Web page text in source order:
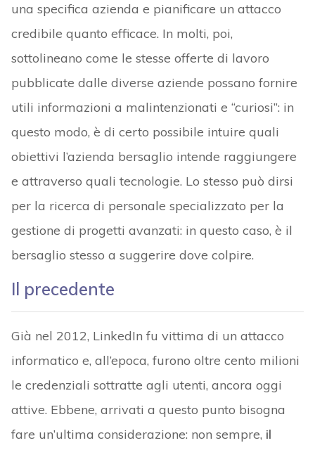
una specifica azienda e pianificare un attacco
credibile quanto efficace. In molti, poi,
sottolineano come le stesse offerte di lavoro
pubblicate dalle diverse aziende possano fornire
utili informazioni a malintenzionati e “curiosi”: in
questo modo, è di certo possibile intuire quali
obiettivi l’azienda bersaglio intende raggiungere
e attraverso quali tecnologie. Lo stesso può dirsi
per la ricerca di personale specializzato per la
gestione di progetti avanzati: in questo caso, è il
bersaglio stesso a suggerire dove colpire.
Il precedente
Già nel 2012, LinkedIn fu vittima di un attacco
informatico e, all’epoca, furono oltre cento milioni
le credenziali sottratte agli utenti, ancora oggi
attive. Ebbene, arrivati a questo punto bisogna
fare un’ultima considerazione: non sempre, il